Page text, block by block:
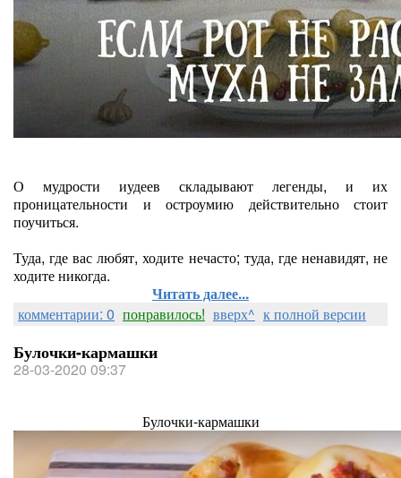
О мудрости иудеев складывают легенды, и их
проницательности и остроумию действительно стоит
поучиться.
Туда, где вас любят, ходите нечасто; туда, где ненавидят, не
ходите никогда.
Читать далее...
комментарии: 0 понравилось! вверх^ к полной версии
Булочки-кармашки
28-03-2020 09:37
Булочки-кармашки